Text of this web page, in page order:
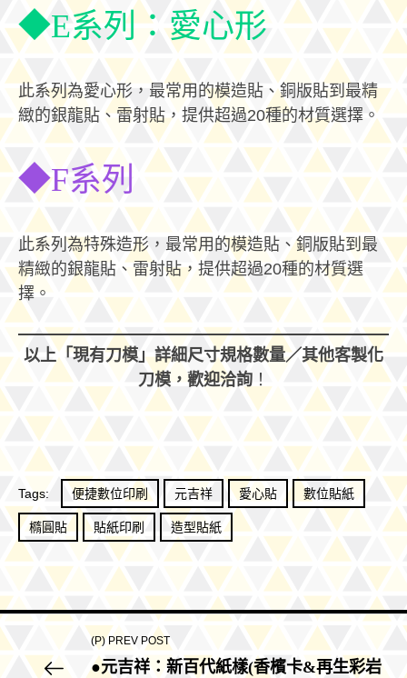
◆E系列：愛心形
此系列為愛心形，最常用的模造貼、銅版貼到最精
緻的銀龍貼、雷射貼，提供超過20種的材質選擇。
◆F系列
此系列為特殊造形，最常用的模造貼、銅版貼到最
精緻的銀龍貼、雷射貼，提供超過20種的材質選
擇。
以上「現有刀模」詳細尺寸規格數量／其他客製化
刀模，歡迎洽詢 ！
Tags: 便捷數位印刷 元吉祥 愛心貼 數位貼紙
橢圓貼 貼紙印刷 造型貼紙
(P) PREV POST
●元吉祥：新百代紙樣(香檳卡&再生彩岩